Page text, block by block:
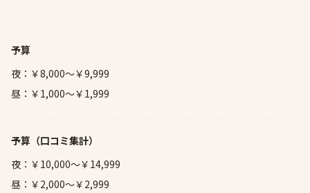
予算
夜：￥8,000～￥9,999
昼：￥1,000～￥1,999
予算 （口コミ集計）
夜：￥10,000～￥14,999
昼：￥2,000～￥2,999